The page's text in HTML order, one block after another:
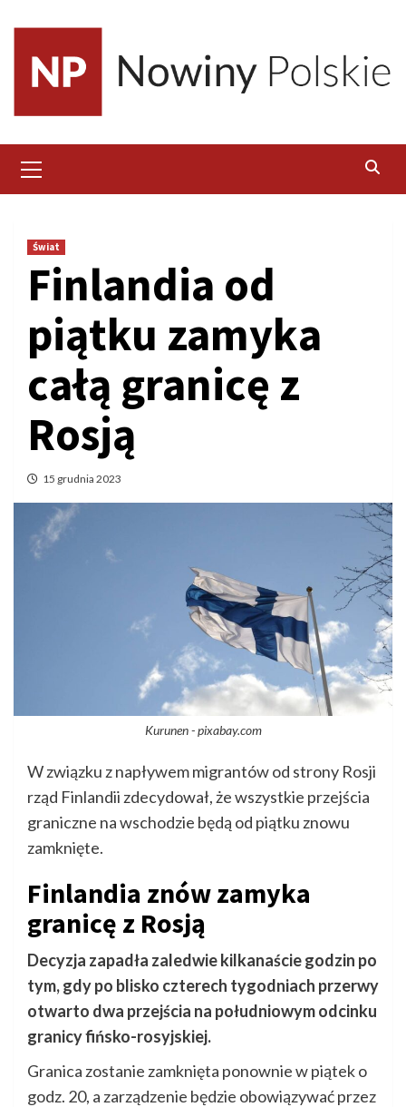
content
Menu
Świat
Finlandia od
piątku zamyka
całą granicę z
Rosją
15 grudnia 2023
Kurunen - pixabay.com
W związku z napływem migrantów od strony Rosji
rząd Finlandii zdecydował, że wszystkie przejścia
graniczne na wschodzie będą od piątku znowu
zamknięte.
Finlandia znów zamyka
granicę z Rosją
Decyzja zapadła zaledwie kilkanaście godzin po
tym, gdy po blisko czterech tygodniach przerwy
otwarto dwa przejścia na południowym odcinku
granicy fińsko-rosyjskiej.
Granica zostanie zamknięta ponownie w piątek o
godz. 20, a zarządzenie będzie obowiązywać przez